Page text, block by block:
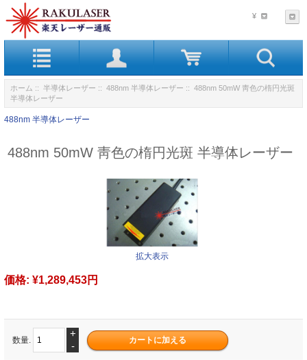
¥
ホーム :: 半導体レーザー :: 488nm 半導体レーザー :: 488nm 50mW 靑色の楕円光斑
半導体レーザー
488nm 半導体レーザー
488nm 50mW 靑色の楕円光斑 半導体レーザー
拡大表示
価格: ¥1,289,453円
数量.
+
-